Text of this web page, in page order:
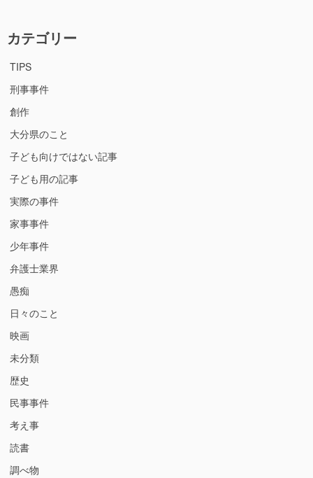
カテゴリー
TIPS
刑事事件
創作
大分県のこと
子ども向けではない記事
子ども用の記事
実際の事件
家事事件
少年事件
弁護士業界
愚痴
日々のこと
映画
未分類
歴史
民事事件
考え事
読書
調べ物